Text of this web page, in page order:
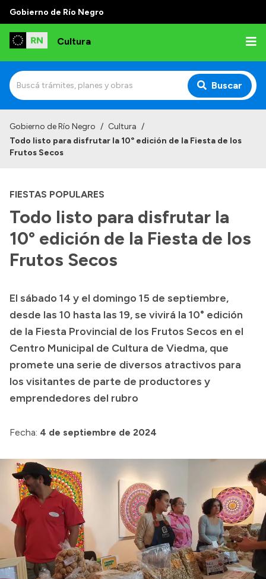
Gobierno de Río Negro
Cultura
Buscar
Institucional
Autoridades
Delegaciones
Normativa
Presupuesto
Boletín Oficial
Compras y licitaciones
Consulta de expedientes
Consulta de pago a proveedores
Convocatorias
Gobierno de Río Negro / Cultura /
Todo listo para disfrutar la 10° edición de la Fiesta de los
Frutos Secos
FIESTAS POPULARES
Todo listo para disfrutar la
10° edición de la Fiesta de los
Frutos Secos
El sábado 14 y el domingo 15 de septiembre,
desde las 10 hasta las 19, se vivirá la 10° edición
de la Fiesta Provincial de los Frutos Secos en el
Centro Municipal de Cultura de Viedma, que
promete una serie de diversos atractivos para
los visitantes de parte de productores y
emprendedores del rubro
Fecha: 4 de septiembre de 2024